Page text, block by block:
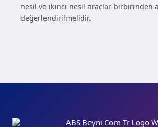
nesil ve ikinci nesil araçlar birbirinden
değerlendirilmelidir.